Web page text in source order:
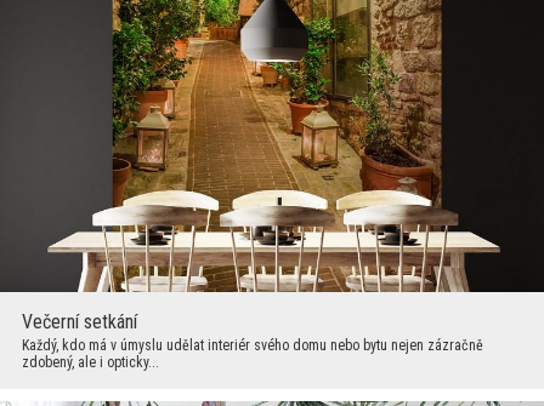
Večerní setkání
Každý, kdo má v úmyslu udělat interiér svého domu nebo bytu nejen zázračně
zdobený, ale i opticky...